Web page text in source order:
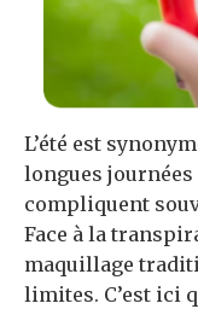
L’été est
longues
compliquent
Face à la
maquillage
limites. C’est ici